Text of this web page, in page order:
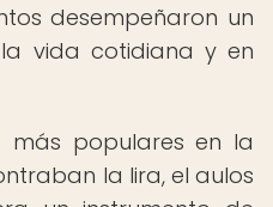
desempeñaron un
vida cotidiana y en
más populares en la
la lira, el aulos